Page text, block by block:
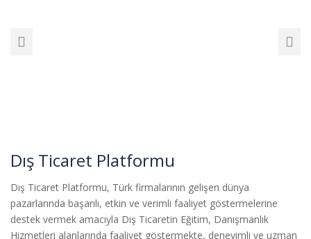
Dış Ticaret Platformu
Dış Ticaret Platformu, Türk firmalarının gelişen dünya
pazarlarında başarılı, etkin ve verimli faaliyet göstermelerine
destek vermek amacıyla Dış Ticaretin Eğitim, Danışmanlık
Hizmetleri alanlarında faaliyet göstermekte, deneyimli ve uzman